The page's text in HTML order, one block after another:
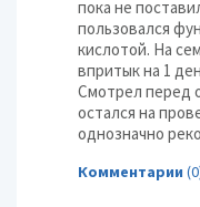
пока не
пользовался
кислотой. На
впритык на 1
Смотрел перед
остался на
однозначно
Комментарии